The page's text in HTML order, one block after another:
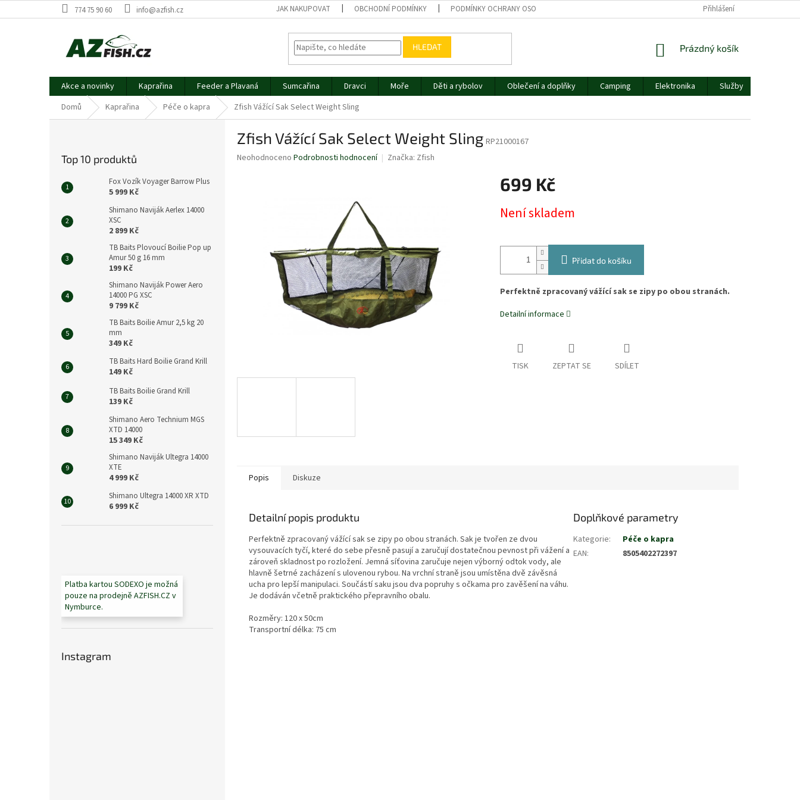
na
774 75 90 60 info@azfish.cz JAK NAKUPOVAT OBCHODNÍ PODMÍNKY PODMÍNKY OCHRANY OSOBNÍCH ÚDAJŮ Přihlášení
HLEDAT
NÁKUPNÍ
Prázdný košík
Akce a novinky Kaprařina Feeder a Plavaná Sumcařina Dravci Moře Děti a rybolov Oblečení a doplňky Camping Elektronika Služby
Domů
Kaprařina Péče o kapra Zfish Vážící Sak Select Weight Sling
Top 10 produktů
Fox Vozík Voyager Barrow Plus
5 999 Kč
Shimano Naviják Aerlex 14000
XSC
2 899 Kč
TB Baits Plovoucí Boilie Pop up
Amur 50 g 16 mm
199 Kč
Shimano Naviják Power Aero
14000 PG XSC
9 799 Kč
TB Baits Boilie Amur 2,5 kg 20
mm
349 Kč
TB Baits Hard Boilie Grand Krill
149 Kč
TB Baits Boilie Grand Krill
139 Kč
Shimano Aero Technium MGS
XTD 14000
15 349 Kč
Shimano Naviják Ultegra 14000
XTE
4 999 Kč
Shimano Ultegra 14000 XR XTD
6 999 Kč
Platba kartou SODEXO je možná
pouze na prodejně AZFISH.CZ v
Nymburce.
Instagram
Zfish Vážící Sak Select Weight Sling RP21000167
Průměrné
Neohodnoceno Podrobnosti hodnocení Značka: Zfish
699 Kč
cena:
Není skladem
Přidat do košíku
Perfektně zpracovaný vážící sak se zipy po obou stranách.
Detailní informace
TISK ZEPTAT SE SDÍLET
Popis Diskuze
Detailní popis produktu
Perfektně zpracovaný vážící sak se zipy po obou stranách. Sak je tvořen ze dvou
vysouvacích tyčí, které do sebe přesně pasují a zaručují dostatečnou pevnost při vážení a
zároveň skladnost po rozložení. Jemná síťovina zaručuje nejen výborný odtok vody, ale
hlavně šetrné zacházení s ulovenou rybou. Na vrchní straně jsou umístěna dvě závěsná
ucha pro lepší manipulaci. Součástí saku jsou dva popruhy s očkama pro zavěšení na váhu.
Je dodáván včetně praktického přepravního obalu.
Rozměry: 120 x 50cm
Transportní délka: 75 cm
Doplňkové parametry
Kategorie:
Péče o kapra
EAN: 8505402272397